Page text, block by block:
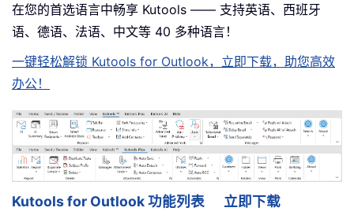
在您的首选语言中畅享 Kutools —— 支持英语、西班牙
语、德语、法语、中文等 40 多种语言！
一键轻松解锁 Kutools for Outlook，立即下载，助您高效
办公！
Kutools for Outlook 功能列表
立即下载